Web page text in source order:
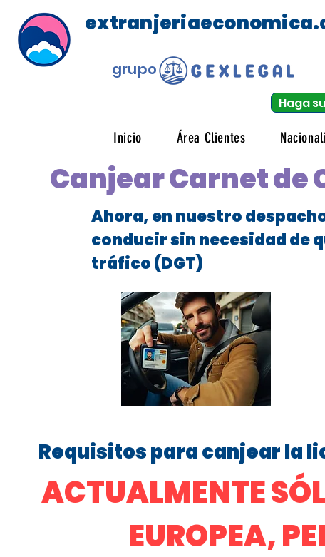
grupo
Haga
Inicio Área Clientes
Canjear Carnet de
Ahora, en nuestro
conducir sin necesidad de
tráfico (DGT)
Requisitos para canjear la
ACTUALMENTE
EUROPEA,